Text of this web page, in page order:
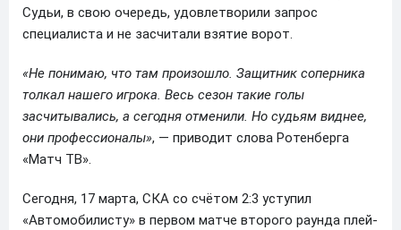
Судьи, в свою очередь, удовлетворили запрос
специалиста и не засчитали взятие ворот.
«Не понимаю, что там произошло. Защитник соперника
толкал нашего игрока. Весь сезон такие голы
засчитывались, а сегодня отменили. Но судьям виднее,
они профессионалы», — приводит слова Ротенберга
«Матч ТВ».
Сегодня, 17 марта, СКА со счётом 2:3 уступил
«Автомобилисту» в первом матче второго раунда плей-